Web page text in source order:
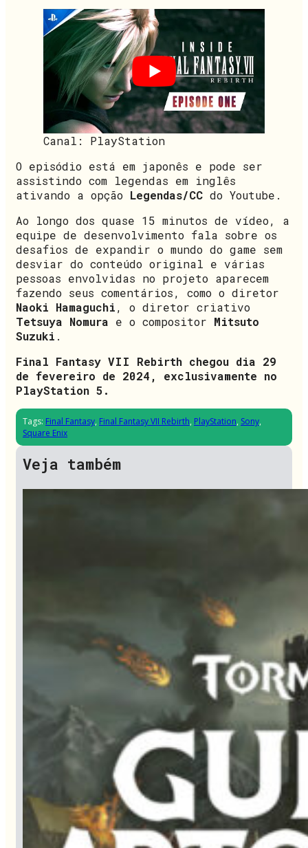
Canal: PlayStation
O episódio está em japonês e pode ser
assistindo com legendas em inglês
ativando a opção Legendas/CC do Youtube.
Ao longo dos quase 15 minutos de vídeo, a
equipe de desenvolvimento fala sobre os
desafios de expandir o mundo do game sem
desviar do conteúdo original e várias
pessoas envolvidas no projeto aparecem
fazendo seus comentários, como o diretor
Naoki Hamaguchi, o diretor criativo
Tetsuya Nomura e o compositor Mitsuto
Suzuki .
Final Fantasy VII Rebirth chegou dia 29
de fevereiro de 2024, exclusivamente no
PlayStation 5.
Tags: Final Fantasy, Final Fantasy VII Rebirth, PlayStation, Sony,
Square Enix
Veja também